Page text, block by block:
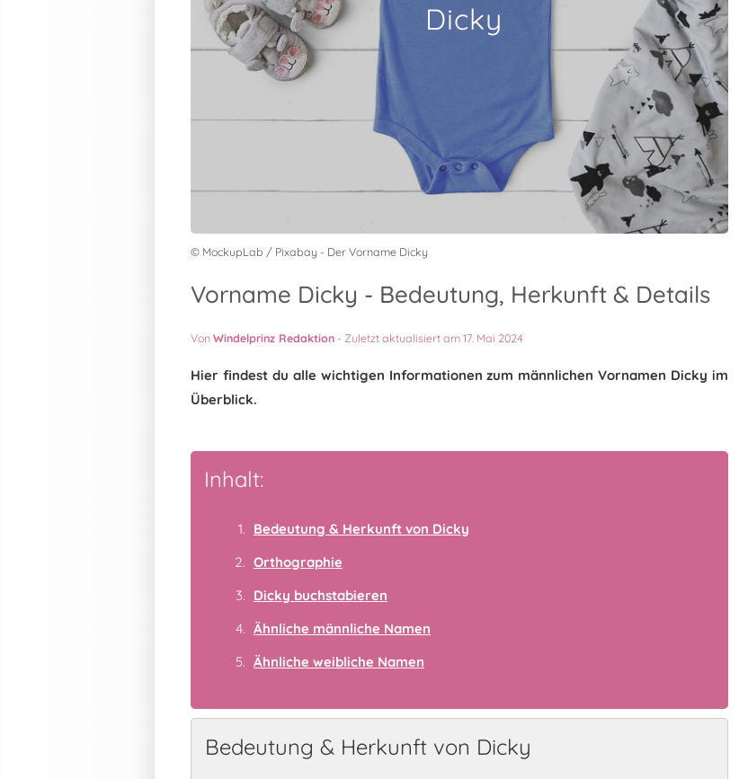
Dicky
© MockupLab / Pixabay - Der Vorname Dicky
Vorname Dicky - Bedeutung, Herkunft & Details
VonWindelprinz Redaktion - Zuletzt aktualisiert am 17. Mai 2024
Hier findest du alle wichtigen Informationen zum männlichen Vornamen Dicky im
Überblick.
Inhalt:
Bedeutung & Herkunft von Dicky
Orthographie
Dicky buchstabieren
Ähnliche männliche Namen
Ähnliche weibliche Namen
Bedeutung & Herkunft von Dicky